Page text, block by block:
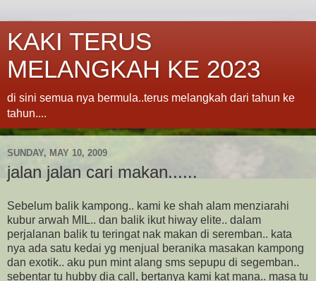
KAKI TERUS
MELANGKAH KE 2023
di sini semua nya bermula..terus melangkah dari tahun ke
tahun....
SUNDAY, MAY 10, 2009
jalan jalan cari makan......
Sebelum balik kampong.. kami ke shah alam menziarahi
kubur arwah MIL.. dan balik ikut hiway elite.. dalam
perjalanan balik tu teringat nak makan di seremban.. kata
nya ada satu kedai yg menjual beranika masakan kampong
dan exotik.. aku pun mint alang sms sepupu di segemban..
sebentar tu hubby dia call, bertanya kami kat mana.. masa tu